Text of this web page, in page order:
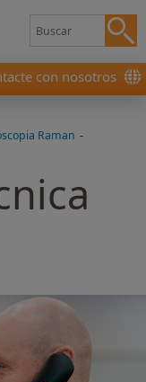
con nosotros
Raman -